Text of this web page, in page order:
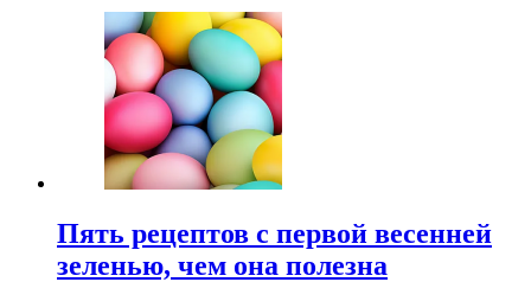
Пять рецептов с первой весенней
зеленью, чем она полезна